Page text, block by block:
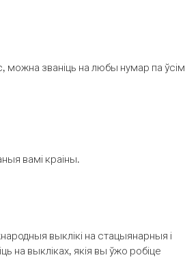
можна званіць на любы нумар па ўсім
вамі краіны.
выклікі на стацыянарныя і
на выкліках, якія вы ўжо робіце